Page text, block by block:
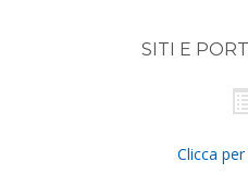
SITI E
Clicca